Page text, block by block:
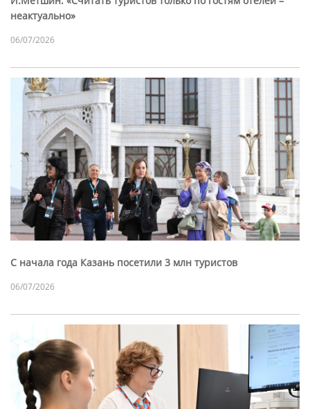
неактуально»
06/07/2026
С начала года Казань посетили 3 млн туристов
06/07/2026